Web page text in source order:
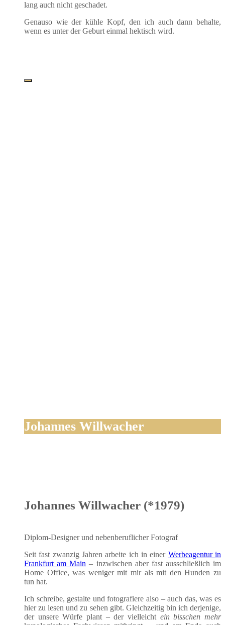
lang auch nicht geschadet.
Genau­so wie der küh­le Kopf, den ich auch dann behal­te,
wenn es unter der Geburt ein­mal hek­tisch wird.
Johannes Willwacher
Johannes Willwacher (*1979)
Diplom-Desi­gner und neben­be­ruf­li­cher Fotograf
Seit fast zwan­zig Jah­ren arbei­te ich in einer Wer­be­agen­tur in
Frank­furt am Main – inzwi­schen aber fast aus­schließ­lich im
Home Office, was weni­ger mit mir als mit den Hun­den zu
tun hat.
Ich schrei­be, gestal­te und foto­gra­fie­re also – auch das, was es
hier zu lesen und zu sehen gibt. Gleich­zei­tig bin ich der­je­ni­ge,
der unse­re Wür­fe plant – der viel­leicht ein biss­chen mehr